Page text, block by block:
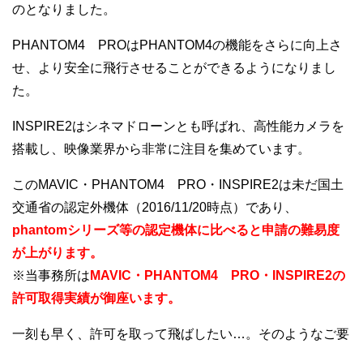
のとなりました。
PHANTOM4 PROはPHANTOM4の機能をさらに向上さ
せ、より安全に飛行させることができるようになりまし
た。
INSPIRE2はシネマドローンとも呼ばれ、高性能カメラを
搭載し、映像業界から非常に注目を集めています。
このMAVIC・PHANTOM4 PRO・INSPIRE2は未だ国土
交通省の認定外機体（2016/11/20時点）であり、
phantomシリーズ等の認定機体に比べると申請の難易度
が上がります。
※当事務所は MAVIC・PHANTOM4 PRO・INSPIRE2の
許可取得実績が御座います。
一刻も早く、許可を取って飛ばしたい…。そのようなご要